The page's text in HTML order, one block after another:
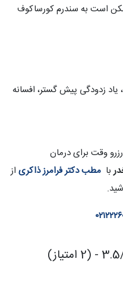
است به سندرم کورساکوف
زدودگی پیش گستر، افسانه
وقت برای درمان
با مطب دکتر فرامرز ذاکری از
امتیاز)